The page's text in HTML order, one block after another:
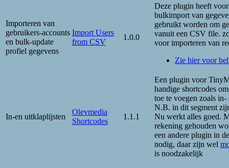
Importeren van
gebruikers-accounts
en bulk-update
profiel gegevens
Import Users
from CSV
1.0.0
Deze plugin heeft
bulkimport van
gebruikt worden om
vanuit een CSV file.
voor importeren van
Zie hier voor
In-en uitklaplijsten
Olevmedia
Shortcodes
1.1.1
Een plugin voor
handige shortcodes
toe te voegen zoals
N.B. in dit segment
Nu werkt alles goed.
rekening gehouden
een andere plugin in
nodig, daar zijn wel
is noodzakelijk